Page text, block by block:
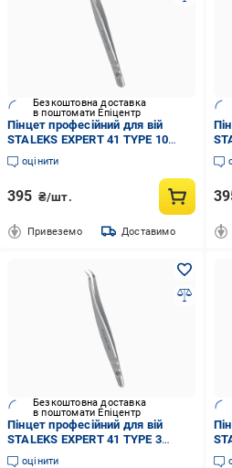
Безкоштовна доставка
в поштомати Епіцентр
Пінцет професійний для вій
STALEKS EXPERT 41 TYPE 10
прямий (TE-41/10)
оцінити
395 ₴/шт.
Привеземо Доставимо
Безкоштовна доставка
в поштомати Епіцентр
Пінцет професійний для вій
STALEKS EXPERT 41 TYPE 3
вигнутий (TE-41/3)
оцінити
L